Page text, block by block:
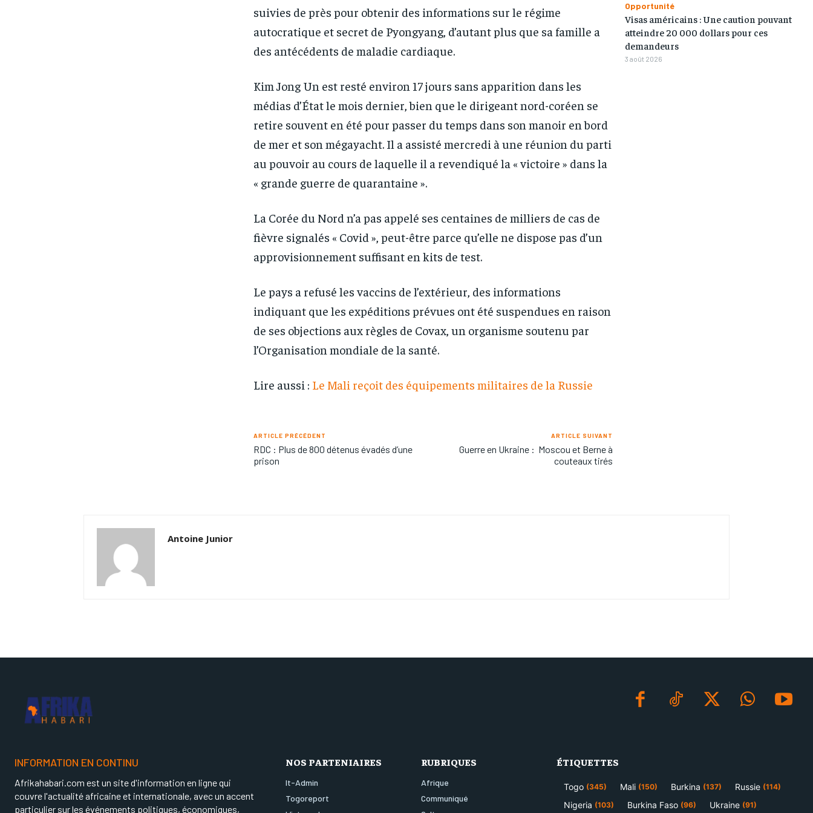
suivies de près pour obtenir des informations sur le régime
autocratique et secret de Pyongyang, d’autant plus que sa famille a
des antécédents de maladie cardiaque.
Kim Jong Un est resté environ 17 jours sans apparition dans les
médias d’État le mois dernier, bien que le dirigeant nord-coréen se
retire souvent en été pour passer du temps dans son manoir en bord
de mer et son mégayacht. Il a assisté mercredi à une réunion du parti
au pouvoir au cours de laquelle il a revendiqué la « victoire » dans la
« grande guerre de quarantaine ».
La Corée du Nord n’a pas appelé ses centaines de milliers de cas de
fièvre signalés « Covid », peut-être parce qu’elle ne dispose pas d’un
approvisionnement suffisant en kits de test.
Le pays a refusé les vaccins de l’extérieur, des informations
indiquant que les expéditions prévues ont été suspendues en raison
de ses objections aux règles de Covax, un organisme soutenu par
l’Organisation mondiale de la santé.
Lire aussi : Le Mali reçoit des équipements militaires de la Russie
ARTICLE PRÉCÉDENT
RDC : Plus de 800 détenus évadés d’une
prison
ARTICLE SUIVANT
Guerre en Ukraine : Moscou et Berne à
couteaux tirés
Opportunité
Visas américains : Une caution pouvant
atteindre 20 000 dollars pour ces
demandeurs
3 août 2026
Antoine Junior
INFORMATION EN CONTINU
Afrikahabari.com est un site d'information en ligne qui
couvre l'actualité africaine et internationale, avec un accent
particulier sur les événements politiques, économiques,
NOS PARTENIAIRES
It-Admin
Togoreport
RUBRIQUES
Afrique
Communiqué
ÉTIQUETTES
Togo (345) Mali (150) Burkina (137) Russie (114)
Nigeria (103) Burkina Faso (96) Ukraine (91)